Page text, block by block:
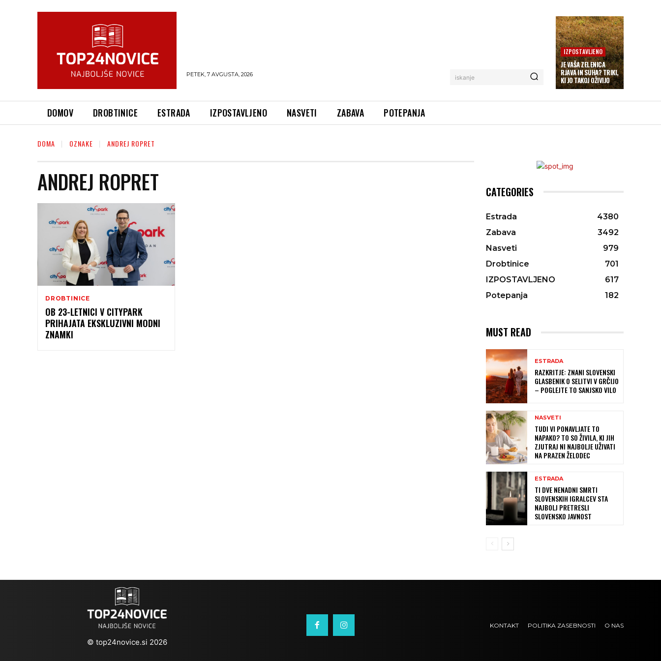
PETEK, 7 AVGUSTA, 2026 iskanje
IZPOSTAVLJENO
JE VAŠA ZELENICA
RJAVA IN SUHA? TRIKI,
KI JO TAKOJ OŽIVIJO
DOMOV DROBTINICE ESTRADA IZPOSTAVLJENO NASVETI ZABAVA POTEPANJA
DOMA OZNAKE ANDREJ ROPRET
ANDREJ ROPRET
DROBTINICE
OB 23-LETNICI V CITYPARK
PRIHAJATA EKSKLUZIVNI MODNI
ZNAMKI
CATEGORIES
Estrada
4380
Zabava
3492
Nasveti
979
Drobtinice
701
IZPOSTAVLJENO
617
Potepanja
182
MUST READ
ESTRADA
RAZKRITJE: ZNANI SLOVENSKI
GLASBENIK O SELITVI V GRČIJO
– POGLEJTE TO SANJSKO VILO
NASVETI
TUDI VI PONAVLJATE TO
NAPAKO? TO SO ŽIVILA, KI JIH
ZJUTRAJ NI NAJBOLJE UŽIVATI
NA PRAZEN ŽELODEC
ESTRADA
TI DVE NENADNI SMRTI
SLOVENSKIH IGRALCEV STA
NAJBOLJ PRETRESLI
SLOVENSKO JAVNOST
© top24novice.si 2026
KONTAKT POLITIKA ZASEBNOSTI O NAS